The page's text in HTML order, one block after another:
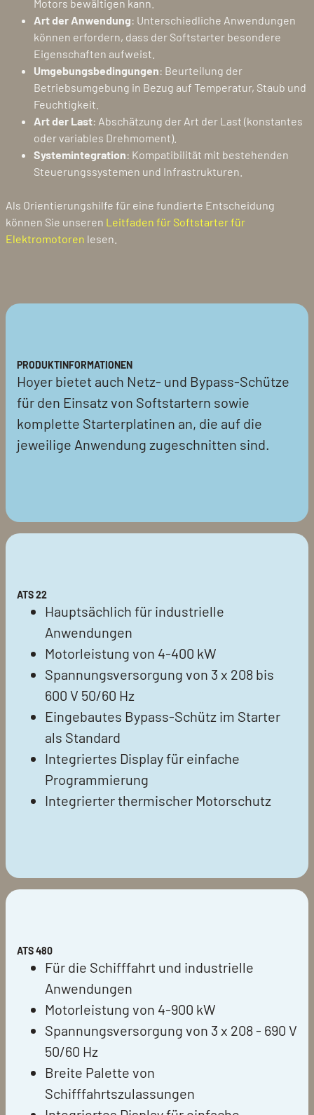
Motors bewältigen kann.
Art der Anwendung: Unterschiedliche Anwendungen
können erfordern, dass der Softstarter besondere
Eigenschaften aufweist.
Umgebungsbedingungen: Beurteilung der
Betriebsumgebung in Bezug auf Temperatur, Staub und
Feuchtigkeit.
Art der Last: Abschätzung der Art der Last (konstantes
oder variables Drehmoment).
Systemintegration: Kompatibilität mit bestehenden
Steuerungssystemen und Infrastrukturen.
Als Orientierungshilfe für eine fundierte Entscheidung
können Sie unseren Leitfaden für Softstarter für
Elektromotoren lesen.
PRODUKTINFORMATIONEN
Hoyer bietet auch Netz- und Bypass-Schütze
für den Einsatz von Softstartern sowie
komplette Starterplatinen an, die auf die
jeweilige Anwendung zugeschnitten sind.
ATS 22
Hauptsächlich für industrielle
Anwendungen
Motorleistung von 4-400 kW
Spannungsversorgung von 3 x 208 bis
600 V 50/60 Hz
Eingebautes Bypass-Schütz im Starter
als Standard
Integriertes Display für einfache
Programmierung
Integrierter thermischer Motorschutz
ATS 480
Für die Schifffahrt und industrielle
Anwendungen
Motorleistung von 4-900 kW
Spannungsversorgung von 3 x 208 - 690 V
50/60 Hz
Breite Palette von
Schifffahrtszulassungen